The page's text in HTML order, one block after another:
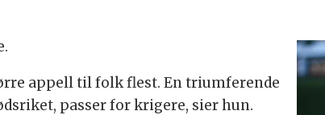
appell til folk flest. En triumferende
passer for krigere, sier hun.